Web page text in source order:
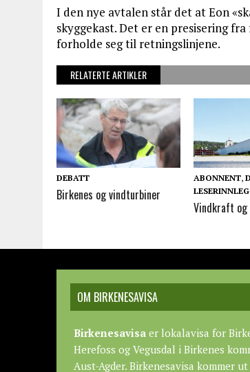
I den nye avtalen står det at Eon
skyggekast. Det er en presisering
forholde seg til retningslinjene.
RELATERTE ARTIKLER
DEBATT
Birkenes og vindturbiner
ABONNENT,
Vindkraft
OM BIRKENESAVISA
Birkenesavisa er lokalavisa for
Herefoss og Vegusdal i Birkenes
Aust-Agder. Birkenesavisa kommer